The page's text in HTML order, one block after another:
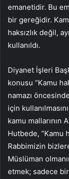
emanetidir. Bu
bir gereğidir.
haksızlık değil,
kullanıldı.
Diyanet İşleri
konusu “Kamu
namazı
için
kamu mallarının
Hutbede, “Kamu
Rabbimizin
Müslüman
etmek; sadece bir